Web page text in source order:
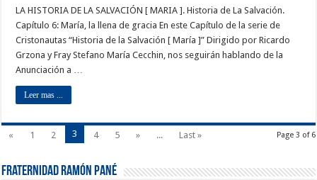
LA HISTORIA DE LA SALVACIÓN [ MARIA ]. Historia de La Salvación.
Capítulo 6: María, la llena de gracia En este Capítulo de la serie de
Cristonautas “Historia de la Salvación [ María ]” Dirigido por Ricardo
Grzona y Fray Stefano María Cecchin, nos seguirán hablando de la
Anunciación a …
Leer mas ...
Page 3 of 6
« 1 2 3 4 5 » ... Last »
Fraternidad Ramón Pané